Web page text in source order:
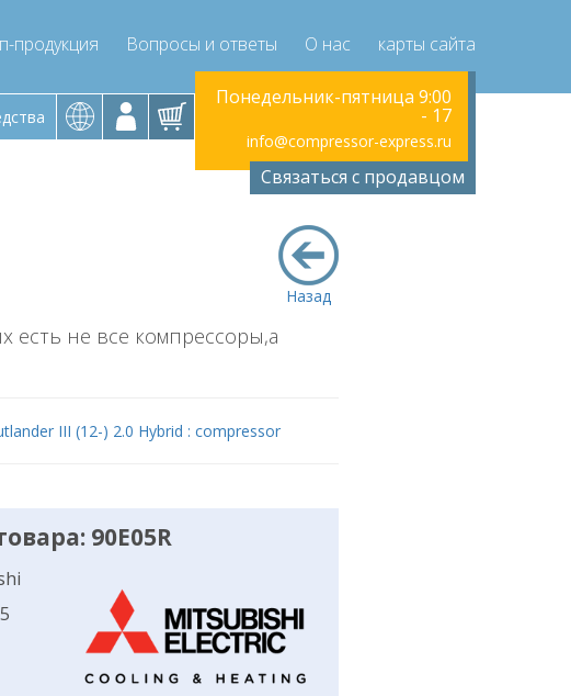
продукция Вопросы и ответы О нас карты сайта
пятница 9:00
- 17
info@compressor-express.ru
Понедельник-пятница 9:00
- 17
info@compressor-express.ru
Связаться с продавцом
Назад
есть не все компрессоры,а
III (12-) 2.0 Hybrid : compressor
90E05R